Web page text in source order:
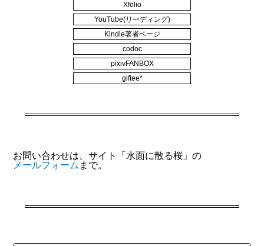
Xfolio
YouTube(リーディング)
Kindle著者ページ
codoc
pixivFANBOX
giftee*
お問い合わせは、サイト「水面に散る桜」の
メールフォーム まで。